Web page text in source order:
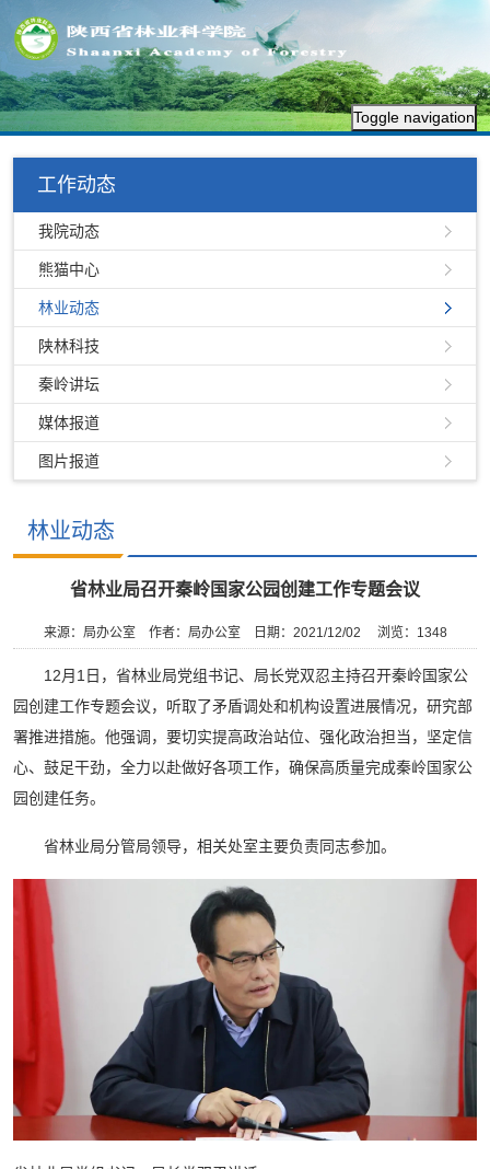
Toggle navigation
工作动态
我院动态
熊猫中心
林业动态
陕林科技
秦岭讲坛
媒体报道
图片报道
林业动态
省林业局召开秦岭国家公园创建工作专题会议
来源：局办公室 作者：局办公室 日期：2021/12/02 浏览： 1348
12月1日，省林业局党组书记、局长党双忍主持召开秦岭国家公
园创建工作专题会议，听取了矛盾调处和机构设置进展情况，研究部
署推进措施。他强调，要切实提高政治站位、强化政治担当，坚定信
心、鼓足干劲，全力以赴做好各项工作，确保高质量完成秦岭国家公
园创建任务。
省林业局分管局领导，相关处室主要负责同志参加。